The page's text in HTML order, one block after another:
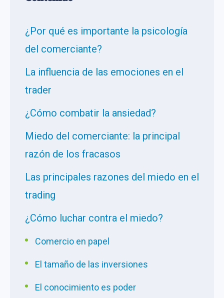
¿Por qué es importante la psicología
del comerciante?
La influencia de las emociones en el
trader
¿Cómo combatir la ansiedad?
Miedo del comerciante: la principal
razón de los fracasos
Las principales razones del miedo en el
trading
¿Cómo luchar contra el miedo?
Comercio en papel
El tamaño de las inversiones
El conocimiento es poder